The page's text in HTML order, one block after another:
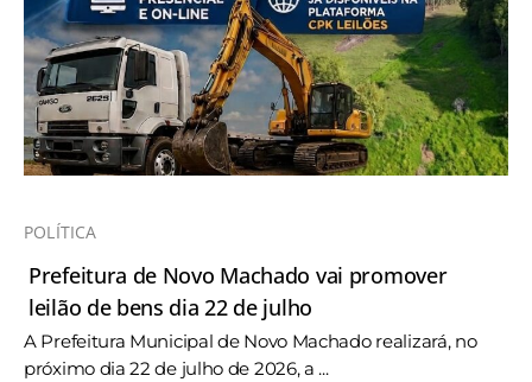
POLÍTICA
Prefeitura de Novo Machado vai promover
leilão de bens dia 22 de julho
A Prefeitura Municipal de Novo Machado realizará, no
próximo dia 22 de julho de 2026, a ...